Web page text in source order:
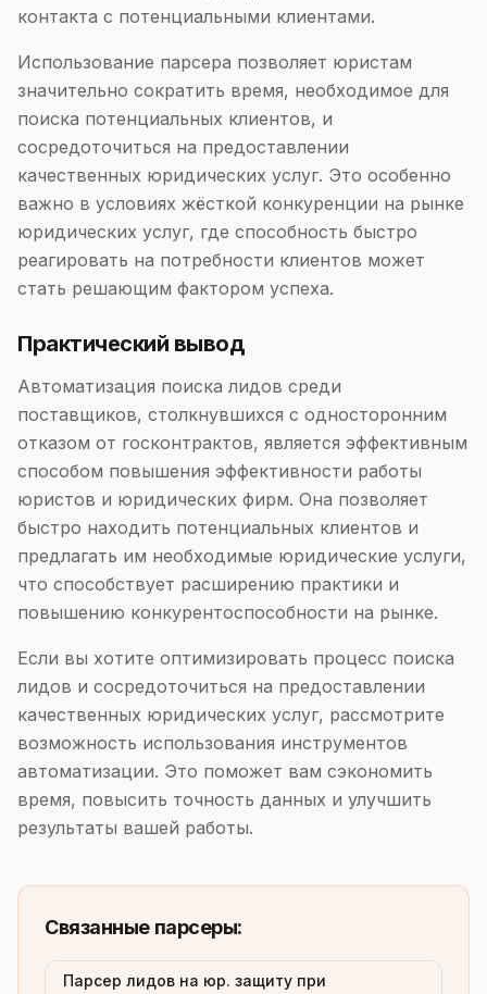
контакта с потенциальными клиентами.
Использование парсера позволяет юристам
значительно сократить время, необходимое для
поиска потенциальных клиентов, и
сосредоточиться на предоставлении
качественных юридических услуг. Это особенно
важно в условиях жёсткой конкуренции на рынке
юридических услуг, где способность быстро
реагировать на потребности клиентов может
стать решающим фактором успеха.
Практический вывод
Автоматизация поиска лидов среди
поставщиков, столкнувшихся с односторонним
отказом от госконтрактов, является эффективным
способом повышения эффективности работы
юристов и юридических фирм. Она позволяет
быстро находить потенциальных клиентов и
предлагать им необходимые юридические услуги,
что способствует расширению практики и
повышению конкурентоспособности на рынке.
Если вы хотите оптимизировать процесс поиска
лидов и сосредоточиться на предоставлении
качественных юридических услуг, рассмотрите
возможность использования инструментов
автоматизации. Это поможет вам сэкономить
время, повысить точность данных и улучшить
результаты вашей работы.
Связанные парсеры:
Парсер лидов на юр. защиту при